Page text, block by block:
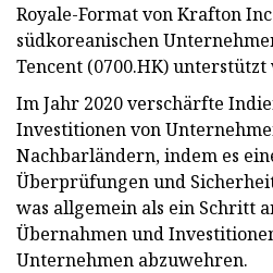
Royale-Format von Krafton
südkoreanischen
Tencent (0700.HK)
Im Jahr 2020 verschärfte
Investitionen von
Nachbarländern, indem es
Überprüfungen und
was allgemein als ein Schritt
Übernahmen und
Unternehmen abzuwehren.